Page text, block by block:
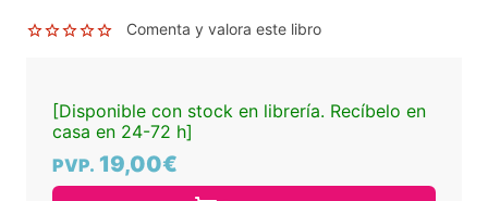
Comenta y valora este libro
[Disponible con stock en librería. Recíbelo en
casa en 24-72 h]
PVP. 19,00€